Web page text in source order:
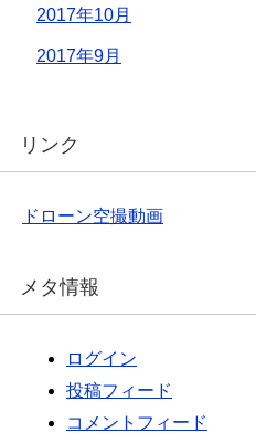
2017年10月
2017年9月
リンク
ドローン空撮動画
メタ情報
ログイン
投稿フィード
コメントフィード